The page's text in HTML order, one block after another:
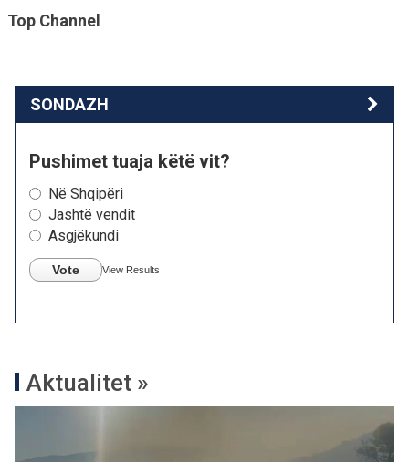
Top Channel
SONDAZH
Pushimet tuaja këtë vit?
Në Shqipëri
Jashtë vendit
Asgjëkundi
Vote View Results
Aktualitet »